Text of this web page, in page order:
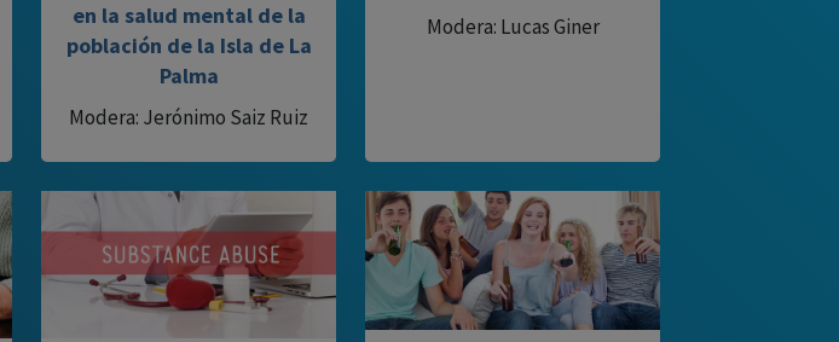
en la salud mental de la
población de la Isla de La
Palma
Modera: Jerónimo Saiz Ruiz
Modera: Lucas Giner